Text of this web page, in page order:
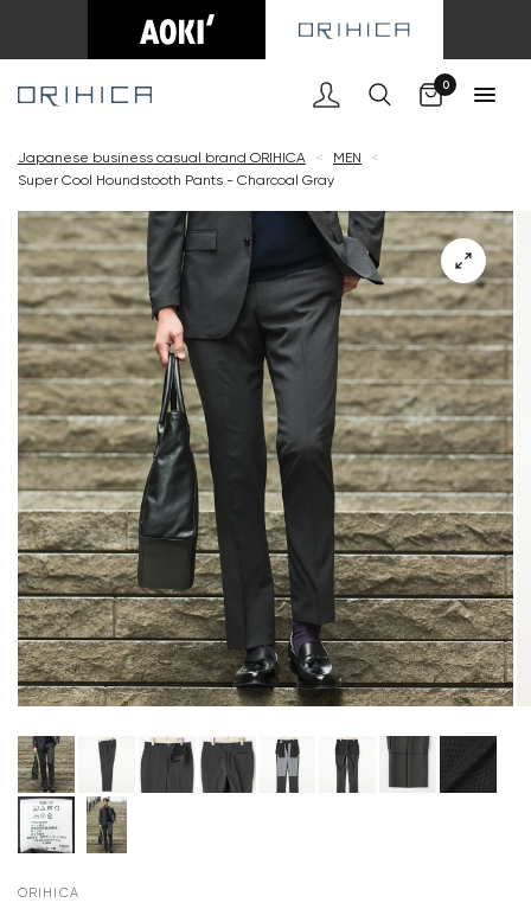
0
Japanese business casual brand ORIHICA < MEN
<
Super Cool Houndstooth Pants - Charcoal Gray
ORIHICA
Cart